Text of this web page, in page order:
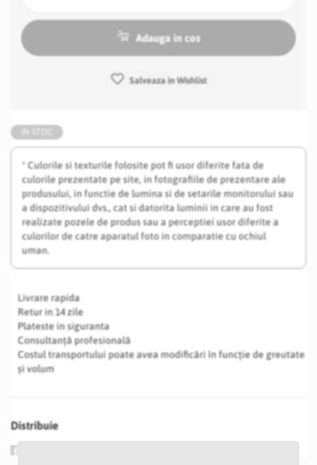
* Culorile si texturile folosite pot fi usor diferite fata de
culorile prezentate pe site, in fotografiile de prezentare ale
produsului, in functie de lumina si de setarile monitorului sau
a dispozitivului dvs., cat si datorita luminii in care au fost
realizate pozele de produs sau a perceptiei usor diferite a
culorilor de catre aparatul foto in comparatie cu ochiul
uman.
Livrare rapida
Retur in 14 zile
Plateste in siguranta
Consultanță profesională
Costul transportului poate avea modificări în funcție de greutate
și volum
Distribuie
Adauga in cos
Salveaza in Wishlist